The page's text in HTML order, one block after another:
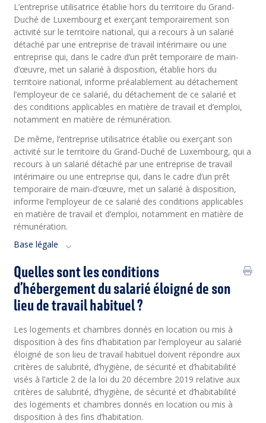
L’entreprise utilisatrice établie hors du territoire du Grand-
Duché de Luxembourg et exerçant temporairement son
activité sur le territoire national, qui a recours à un salarié
détaché par une entreprise de travail intérimaire ou une
entreprise qui, dans le cadre d’un prêt temporaire de main-
d’œuvre, met un salarié à disposition, établie hors du
territoire national, informe préalablement au détachement
l’employeur de ce salarié, du détachement de ce salarié et
des conditions applicables en matière de travail et d’emploi,
notamment en matière de rémunération.
De même, l’entreprise utilisatrice établie ou exerçant son
activité sur le territoire du Grand-Duché de Luxembourg, qui a
recours à un salarié détaché par une entreprise de travail
intérimaire ou une entreprise qui, dans le cadre d’un prêt
temporaire de main-d’œuvre, met un salarié à disposition,
informe l’employeur de ce salarié des conditions applicables
en matière de travail et d’emploi, notamment en matière de
rémunération.
Base légale
Quelles sont les conditions
d’hébergement du salarié éloigné de son
lieu de travail habituel ?
Les logements et chambres donnés en location ou mis à
disposition à des fins d’habitation par l’employeur au salarié
éloigné de son lieu de travail habituel doivent répondre aux
critères de salubrité, d’hygiène, de sécurité et d’habitabilité
visés à l’article 2 de la loi du 20 décembre 2019 relative aux
critères de salubrité, d’hygiène, de sécurité et d’habitabilité
des logements et chambres donnés en location ou mis à
disposition à des fins d’habitation.